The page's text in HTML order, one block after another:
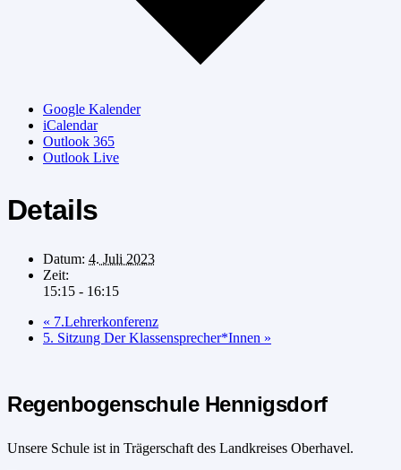
Google Kalender
iCalendar
Outlook 365
Outlook Live
Details
Datum: 4. Juli 2023
Zeit:
15:15 - 16:15
« 7.Lehrerkonferenz
5. Sitzung Der Klassensprecher*Innen »
Regenbogenschule Hennigsdorf
Unsere Schule ist in Trägerschaft des Landkreises Oberhavel.